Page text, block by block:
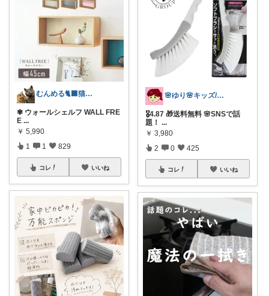
むんめる🐈‍⬛猫と快適ライフ🐈朝コレ
✾ ウォールシェルフ WALL FRE
E ...
￥ 5,990
1 1 829
コレ いいね
🌸ゆり🌸キッズ/ベビー/スイーツ/猫
🎖️4.87 🎁送料無料 🌸SNSで話
題！ ...
￥ 3,980
2 0 425
コレ いいね